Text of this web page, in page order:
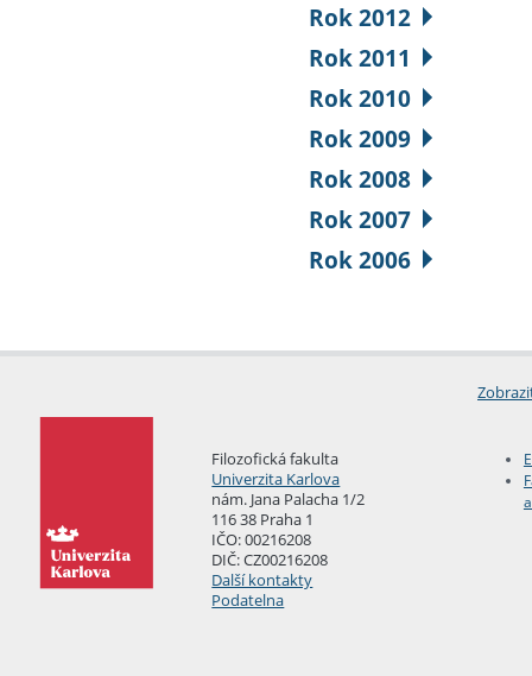
Rok 2012
Rok 2011
Rok 2010
Rok 2009
Rok 2008
Rok 2007
Rok 2006
Filozofická fakulta
Univerzita Karlova
nám. Jana Palacha 1/2
116 38 Praha 1
IČO: 00216208
DIČ: CZ00216208
Další kontakty
Podatelna